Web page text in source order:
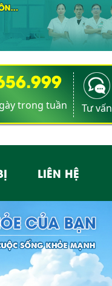
trong tuần Tư vấn
LIÊN HỆ